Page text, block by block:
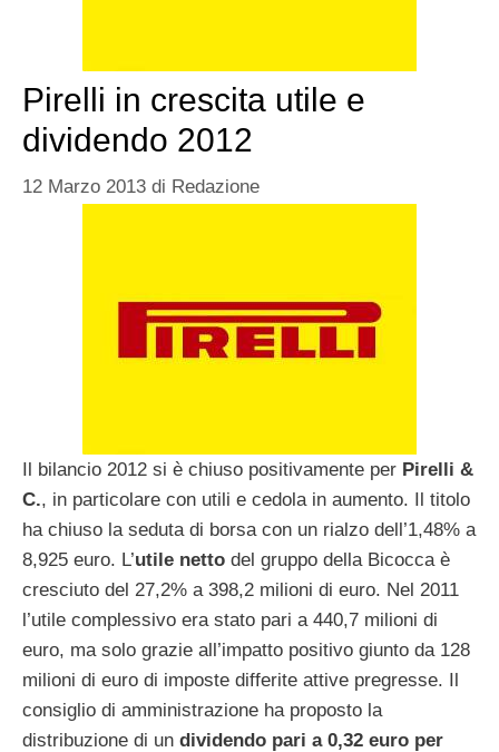
Pirelli in crescita utile e
dividendo 2012
12 Marzo 2013 di Redazione
Il bilancio 2012 si è chiuso positivamente per Pirelli &
C., in particolare con utili e cedola in aumento. Il titolo
ha chiuso la seduta di borsa con un rialzo dell’1,48% a
8,925 euro. L’utile netto del gruppo della Bicocca è
cresciuto del 27,2% a 398,2 milioni di euro. Nel 2011
l’utile complessivo era stato pari a 440,7 milioni di
euro, ma solo grazie all’impatto positivo giunto da 128
milioni di euro di imposte differite attive pregresse. Il
consiglio di amministrazione ha proposto la
distribuzione di un dividendo pari a 0,32 euro per